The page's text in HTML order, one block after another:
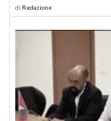
di Redazione